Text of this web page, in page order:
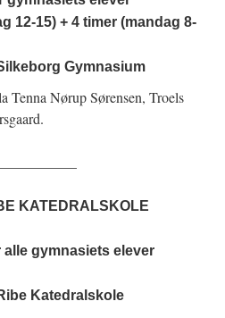
12-15) + 4 timer (mandag 8-
Gymnasium
Tenna Nørup Sørensen, Troels
KATEDRALSKOLE
gymnasiets elever
Katedralskole